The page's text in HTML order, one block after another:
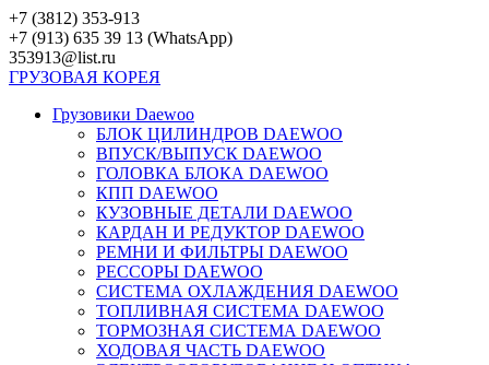
Перейти
к
контенту
+7 (3812) 353-913
+7 (913) 635 39 13 (WhatsApp)
353913@list.ru
ГРУЗОВАЯ КОРЕЯ
Грузовики Daewoo
БЛОК ЦИЛИНДРОВ DAEWOO
ВПУСК/ВЫПУСК DAEWOO
ГОЛОВКА БЛОКА DAEWOO
КПП DAEWOO
КУЗОВНЫЕ ДЕТАЛИ DAEWOO
КАРДАН И РЕДУКТОР DAEWOO
РЕМНИ И ФИЛЬТРЫ DAEWOO
РЕССОРЫ DAEWOO
СИСТЕМА ОХЛАЖДЕНИЯ DAEWOO
ТОПЛИВНАЯ СИСТЕМА DAEWOO
ТОРМОЗНАЯ СИСТЕМА DAEWOO
ХОДОВАЯ ЧАСТЬ DAEWOO